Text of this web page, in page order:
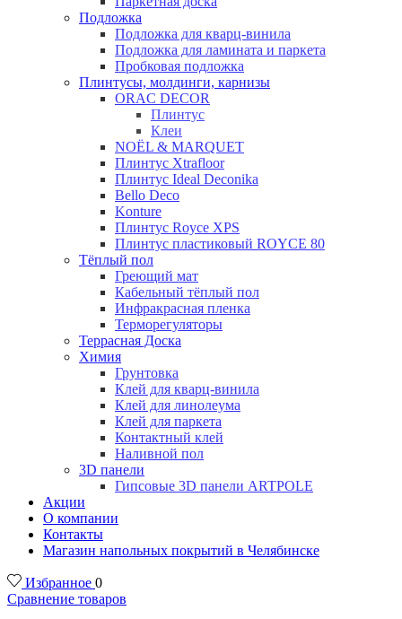
Подложка
Подложка для кварц-винила
Подложка для ламината и паркета
Пробковая подложка
Плинтусы, молдинги, карнизы
ORAC DECOR
Плинтус
Клеи
NOЁL & MARQUET
Плинтус Xtrafloor
Плинтус Ideal Deconika
Bello Deco
Konture
Плинтус Royce XPS
Плинтус пластиковый ROYCE 80
Тёплый пол
Греющий мат
Кабельный тёплый пол
Инфракрасная пленка
Терморегуляторы
Террасная Доска
Химия
Грунтовка
Клей для кварц-винила
Клей для линолеума
Клей для паркета
Контактный клей
Наливной пол
3D панели
Гипсовые 3D панели ARTPOLE
Акции
О компании
Контакты
Магазин напольных покрытий в Челябинске
Избранное 0
Сравнение товаров